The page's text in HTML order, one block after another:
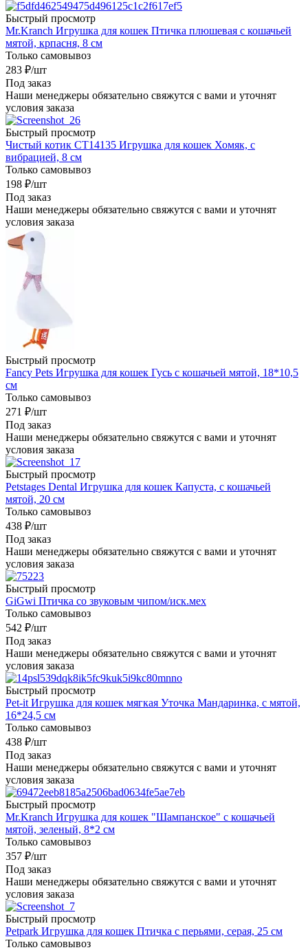
Быстрый просмотр
Mr.Kranch Игрушка для кошек Птичка плюшевая с кошачьей
мятой, крпасня, 8 см
Только самовывоз
283 ₽/шт
Под заказ
Наши менеджеры обязательно свяжутся с вами и уточнят
условия заказа
Быстрый просмотр
Чистый котик CT14135 Игрушка для кошек Хомяк, с
вибрацией, 8 см
Только самовывоз
198 ₽/шт
Под заказ
Наши менеджеры обязательно свяжутся с вами и уточнят
условия заказа
Быстрый просмотр
Fancy Pets Игрушка для кошек Гусь с кошачьей мятой, 18*10,5
см
Только самовывоз
271 ₽/шт
Под заказ
Наши менеджеры обязательно свяжутся с вами и уточнят
условия заказа
Быстрый просмотр
Petstages Dental Игрушка для кошек Капуста, с кошачьей
мятой, 20 см
Только самовывоз
438 ₽/шт
Под заказ
Наши менеджеры обязательно свяжутся с вами и уточнят
условия заказа
Быстрый просмотр
GiGwi Птичка со звуковым чипом/иск.мех
Только самовывоз
542 ₽/шт
Под заказ
Наши менеджеры обязательно свяжутся с вами и уточнят
условия заказа
Быстрый просмотр
Pet-it Игрушка для кошек мягкая Уточка Мандаринка, с мятой,
16*24,5 см
Только самовывоз
438 ₽/шт
Под заказ
Наши менеджеры обязательно свяжутся с вами и уточнят
условия заказа
Быстрый просмотр
Mr.Kranch Игрушка для кошек "Шампанское" с кошачьей
мятой, зеленый, 8*2 см
Только самовывоз
357 ₽/шт
Под заказ
Наши менеджеры обязательно свяжутся с вами и уточнят
условия заказа
Быстрый просмотр
Petpark Игрушка для кошек Птичка с перьями, серая, 25 см
Только самовывоз